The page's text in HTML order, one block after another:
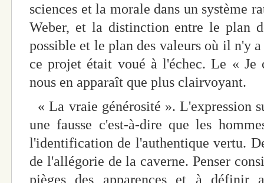
sciences et la morale dans un système
Weber, et la distinction entre le plan
possible et le plan des valeurs où il n'y
ce projet était voué à l'échec. Le « Je
nous en apparaît que plus clairvoyant.
« La vraie générosité ». L'expression
une fausse c'est-à-dire que les
l'identification de l'authentique vertu.
de l'allégorie de la caverne. Penser
pièges des apparences et à définir